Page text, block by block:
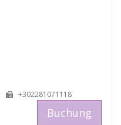
+302281071118
Buchung